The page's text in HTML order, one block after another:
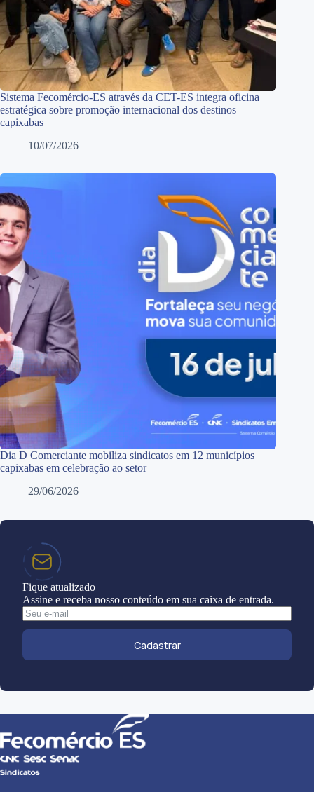
Sistema Fecomércio-ES através da CET-ES integra oficina
estratégica sobre promoção internacional dos destinos
capixabas
10/07/2026
Dia D Comerciante mobiliza sindicatos em 12 municípios
capixabas em celebração ao setor
29/06/2026
Fique atualizado
Assine e receba nosso conteúdo em sua caixa de entrada.
Cadastrar